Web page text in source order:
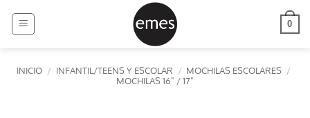
0
INICIO / INFANTIL/TEENS Y ESCOLAR / MOCHILAS ESCOLARES /
MOCHILAS 16" / 17"